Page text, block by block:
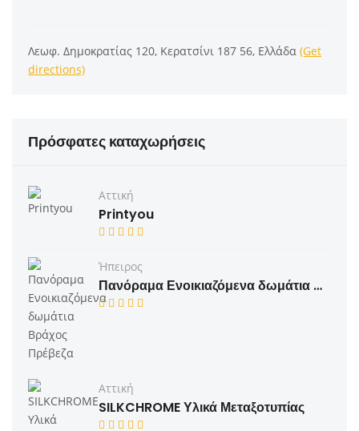
Λεωφ. Δημοκρατίας 120, Κερατσίνι 187 56, Ελλάδα (Get
directions)
Πρόσφατες καταχωρήσεις
Αττική
Printyou
Ήπειρος
Πανόραμα Ενοικιαζόμενα δωμάτια Βράχος Πρέβεζα
Αττική
SILKCHROME Υλικά Μεταξοτυπίας